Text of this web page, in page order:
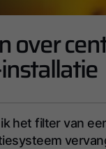
over
het filter van